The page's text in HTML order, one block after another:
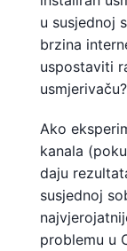
u susjednoj
brzina
uspostaviti
usmjerivaču?
Ako
kanala
daju
susjednoj
problemu u